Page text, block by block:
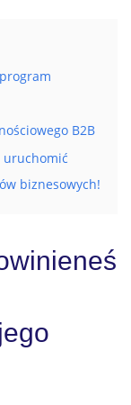
B2B
uruchomić
biznesowych!